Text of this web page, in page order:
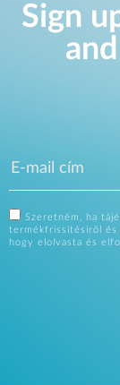
Sign
Szeretném, ha
termékfrissítésiről és
hogy elolvasta és